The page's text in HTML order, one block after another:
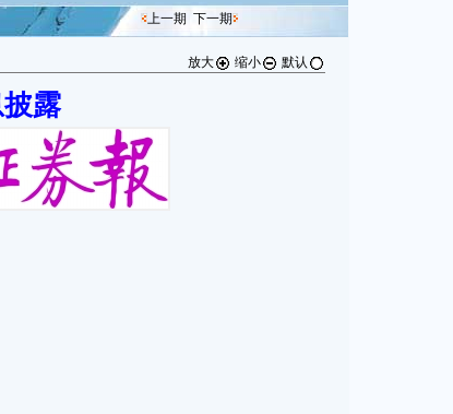
上一期 下一期
放大 缩小 默认
露